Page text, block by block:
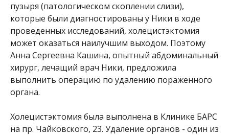
пузыря (патологическом скоплении слизи),
которые были диагностированы у Ники в ходе
проведенных исследований, холецистэктомия
может оказаться наилучшим выходом. Поэтому
Анна Сергеевна Кашина, опытный абдоминальный
хирург, лечащий врач Ники, предложила
выполнить операцию по удалению пораженного
органа.
Холецистэктомия была выполнена в Клинике БАРС
на пр. Чайковского, 23. Удаление органов - один из